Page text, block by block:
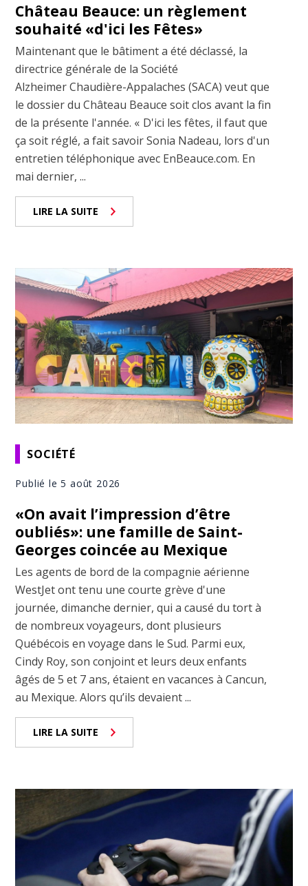
Château Beauce: un règlement
souhaité «d'ici les Fêtes»
Maintenant que le bâtiment a été déclassé, la
directrice générale de la Société
Alzheimer Chaudière-Appalaches (SACA) veut que
le dossier du Château Beauce soit clos avant la fin
de la présente l'année. « D'ici les fêtes, il faut que
ça soit réglé, a fait savoir Sonia Nadeau, lors d'un
entretien téléphonique avec EnBeauce.com. En
mai dernier, ...
LIRE LA SUITE
SOCIÉTÉ
Publié le 5 août 2026
«On avait l’impression d’être
oubliés»: une famille de Saint-
Georges coincée au Mexique
Les agents de bord de la compagnie aérienne
WestJet ont tenu une courte grève d'une
journée, dimanche dernier, qui a causé du tort à
de nombreux voyageurs, dont plusieurs
Québécois en voyage dans le Sud. Parmi eux,
Cindy Roy, son conjoint et leurs deux enfants
âgés de 5 et 7 ans, étaient en vacances à Cancun,
au Mexique. Alors qu’ils devaient ...
LIRE LA SUITE